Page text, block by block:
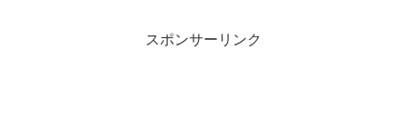
スポンサーリンク